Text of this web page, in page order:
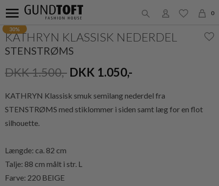
0
30%
KATHRYN KLASSISK NEDERDEL
STENSTRØMS
DKK 1.500,- DKK 1.050,-
KATHRYN Klassisk smuk semilang nederdel fra
STENSTRØMS med stiklommer i siden samt læg for en flot
silhouette.
Længde: ca. 82 cm
Talje: 88 cm målt i str. L
Farve: 220 BEIGE